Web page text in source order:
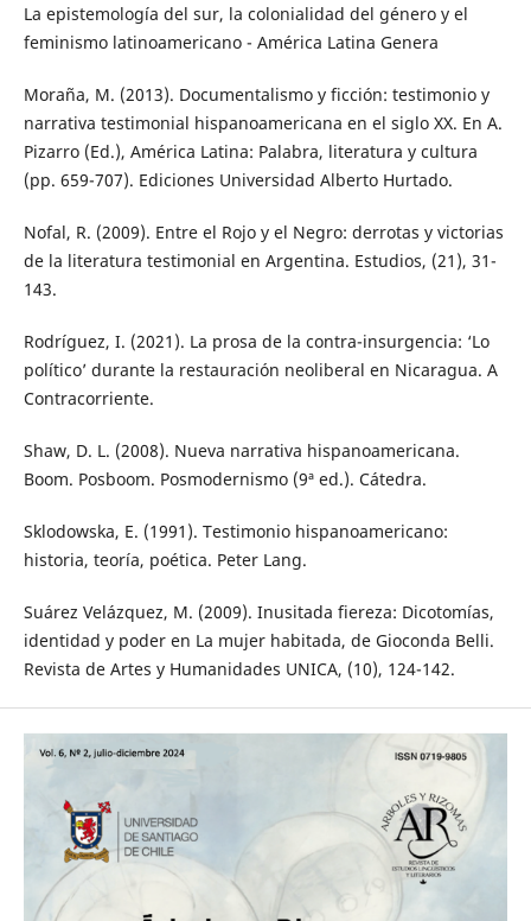
La epistemología del sur, la colonialidad del género y el
feminismo latinoamericano - América Latina Genera
Moraña, M. (2013). Documentalismo y ficción: testimonio y
narrativa testimonial hispanoamericana en el siglo XX. En A.
Pizarro (Ed.), América Latina: Palabra, literatura y cultura
(pp. 659-707). Ediciones Universidad Alberto Hurtado.
Nofal, R. (2009). Entre el Rojo y el Negro: derrotas y victorias
de la literatura testimonial en Argentina. Estudios, (21), 31-
143.
Rodríguez, I. (2021). La prosa de la contra-insurgencia: ‘Lo
político’ durante la restauración neoliberal en Nicaragua. A
Contracorriente.
Shaw, D. L. (2008). Nueva narrativa hispanoamericana.
Boom. Posboom. Posmodernismo (9ª ed.). Cátedra.
Sklodowska, E. (1991). Testimonio hispanoamericano:
historia, teoría, poética. Peter Lang.
Suárez Velázquez, M. (2009). Inusitada fiereza: Dicotomías,
identidad y poder en La mujer habitada, de Gioconda Belli.
Revista de Artes y Humanidades UNICA, (10), 124-142.